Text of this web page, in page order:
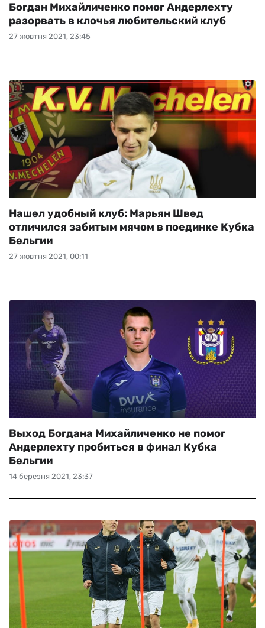
27 жовтня 2021, 23:45
Богдан Михайличенко помог Андерлехту
разорвать в клочья любительский клуб
27 жовтня 2021, 00:11
Нашел удобный клуб: Марьян Швед
отличился забитым мячом в поединке Кубка
Бельгии
14 березня 2021, 23:37
Выход Богдана Михайличенко не помог
Андерлехту пробиться в финал Кубка
Бельгии